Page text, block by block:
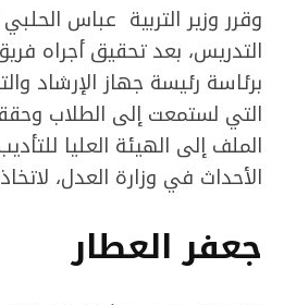
وقرر وزير التربية عباس
التدريس، بعد تحقيق أجراه
برئاسة رئيسة جهاز الإرشاد
التي لستمعت إلى الطلاب
الملف إلى الهيئة العليا
الأحداث في وزارة العدل، لاتخاذ
جعفر العطار